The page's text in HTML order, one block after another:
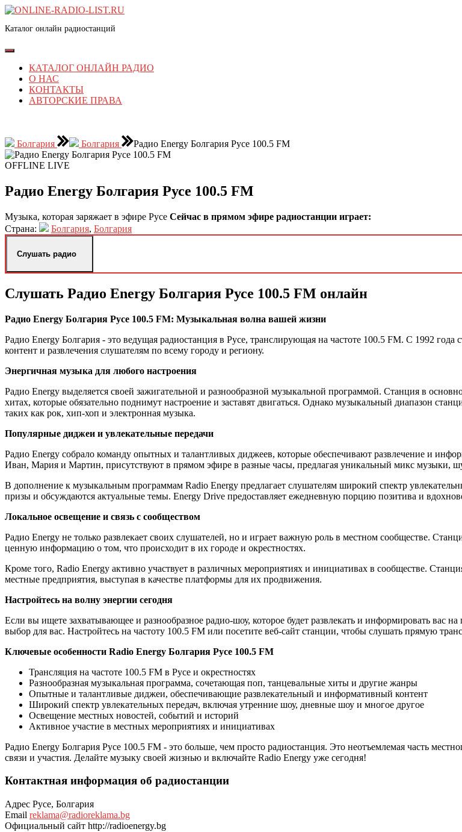
Перейти
содержимому
к
содержимому
Каталог онлайн радиостанций
Кнопка
ОткрытьКАТАЛОГ ОНЛАЙН РАДИО
О НАС
КОНТАКТЫ
АВТОРСКИЕ ПРАВА
Болгария
Болгария Радио Energy Болгария Русе 100.5 FM
OFFLINE LIVE
Радио Energy Болгария Русе 100.5 FM
Музыка, которая заряжает в эфире Русе Сейчас в прямом эфире радиостанции играет:
Страна:
Болгария, Болгария
Слушать радио
Слушать Радио Energy Болгария Русе 100.5 FM онлайн
Радио Energy Болгария Русе 100.5 FM: Музыкальная волна вашей жизни
Радио Energy Болгария - это ведущая радиостанция в Русе, транслирующая на частоте 100.5 FM. С 1992
контент и развлечения слушателям по всему городу и региону.
Энергичная музыка для любого настроения
Радио Energy выделяется своей зажигательной и разнообразной музыкальной программой. Станция в
хитах, которые обязательно поднимут настроение и заставят двигаться. Однако музыкальный диапазон
таких как рок, хип-хоп и электронная музыка.
Популярные диджеи и увлекательные передачи
Радио Energy собрало команду опытных и талантливых диджеев, которые обеспечивают развлечение и
Иван, Мария и Мартин, присутствуют в прямом эфире в разные часы, предлагая уникальный микс музыки,
В дополнение к музыкальным программам Radio Energy предлагает слушателям широкий спектр
призы и обсуждаются актуальные темы. Energy Drive предоставляет ежедневную порцию позитива и
Локальное освещение и связь с сообществом
Радио Energy не только развлекает своих слушателей, но и играет важную роль в местном сообществе.
ценную информацию о том, что происходит в их городе и окрестностях.
Кроме того, Radio Energy активно участвует в различных мероприятиях и инициативах в сообществе.
местные предприятия, выступая в качестве платформы для их продвижения.
Настройтесь на волну энергии сегодня
Если вы ищете захватывающее и разнообразное радио-шоу, которое будет развлекать и информировать вас
выбор для вас. Настройтесь на частоту 100.5 FM или посетите веб-сайт станции, чтобы слушать прямую
Ключевые особенности Radio Energy Болгария Русе 100.5 FM
Трансляция на частоте 100.5 FM в Русе и окрестностях
Разнообразная музыкальная программа, сочетающая поп, танцевальные хиты и другие жанры
Опытные и талантливые диджеи, обеспечивающие развлекательный и информативный контент
Широкий спектр увлекательных передач, включая утренние шоу, дневные шоу и многое другое
Освещение местных новостей, событий и историй
Активное участие в местных мероприятиях и инициативах
Радио Energy Болгария Русе 100.5 FM - это больше, чем просто радиостанция. Это неотъемлемая часть
связи и участия. Делайте музыку своей жизнью и включайте Radio Energy уже сегодня!
Контактная информация об радиостанции
Адрес Русе, Болгария
Email reklama@radioreklama.bg
Официальный сайт http://radioenergy.bg